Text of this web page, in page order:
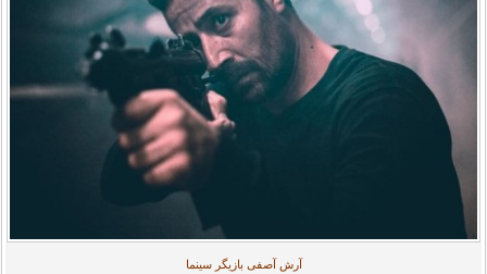
آرش آصفی بازیگر سینما